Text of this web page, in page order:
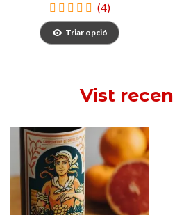
(4)
Triar opció
Vist